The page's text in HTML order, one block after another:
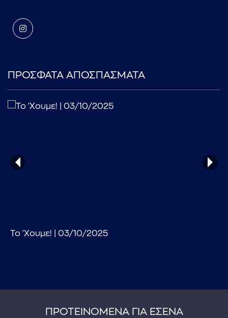
...πληκτρολογήστε κείμενο προς αναζήτηση
ΠΡΟΣΦΑΤΑ ΑΠΟΣΠΑΣΜΑΤΑ
Το 'Χουμε! | 03/10/2025
ΠΡΟΤΕΙΝΟΜΕΝΑ ΓΙΑ ΕΣΕΝΑ